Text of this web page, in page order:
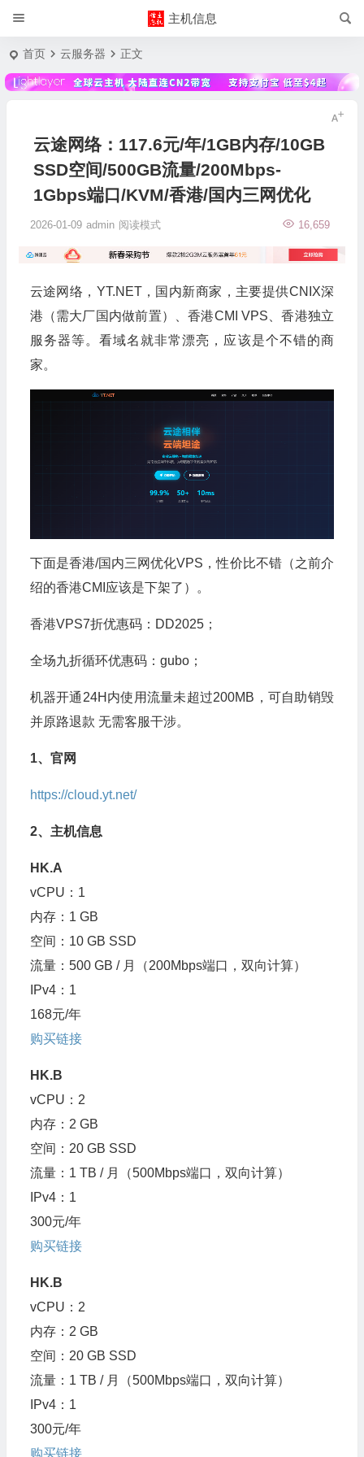
主机信息
首页 云服务器 正文
云途网络：117.6元/年/1GB内存/10GB
SSD空间/500GB流量/200Mbps-
1Gbps端口/KVM/香港/国内三网优化
2026-01-09 admin 16,659
阅读模式
云途网络，YT.NET，国内新商家，主要提供CNIX深
港（需大厂国内做前置）、香港CMI VPS、香港独立
服务器等。看域名就非常漂亮，应该是个不错的商
家。
下面是香港/国内三网优化VPS，性价比不错（之前介
绍的香港CMI应该是下架了）。
香港VPS7折优惠码：DD2025；
全场九折循环优惠码：gubo；
机器开通24H内使用流量未超过200MB，可自助销毁
并原路退款 无需客服干涉。
1、官网
https://cloud.yt.net/
2、主机信息
HK.A
vCPU：1
内存：1 GB
空间：10 GB SSD
流量：500 GB / 月（200Mbps端口，双向计算）
IPv4：1
168元/年
购买链接
HK.B
vCPU：2
内存：2 GB
空间：20 GB SSD
流量：1 TB / 月（500Mbps端口，双向计算）
IPv4：1
300元/年
购买链接
HK.B
vCPU：2
内存：2 GB
空间：20 GB SSD
流量：1 TB / 月（500Mbps端口，双向计算）
IPv4：1
300元/年
购买链接